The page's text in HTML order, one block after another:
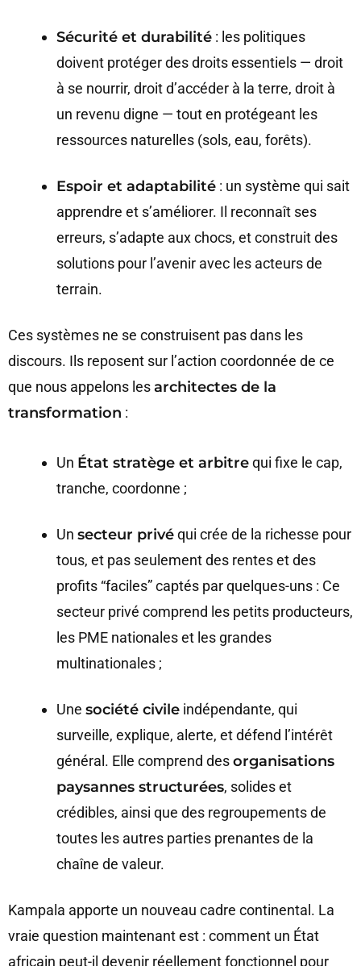
Sécurité et durabilité : les politiques
doivent protéger des droits essentiels — droit
à se nourrir, droit d’accéder à la terre, droit à
un revenu digne — tout en protégeant les
ressources naturelles (sols, eau, forêts).
Espoir et adaptabilité : un système qui sait
apprendre et s’améliorer. Il reconnaît ses
erreurs, s’adapte aux chocs, et construit des
solutions pour l’avenir avec les acteurs de
terrain.
Ces systèmes ne se construisent pas dans les
discours. Ils reposent sur l’action coordonnée de ce
que nous appelons lesarchitectes de la
transformation :
Un État stratège et arbitrequi fixe le cap,
tranche, coordonne ;
Un secteur privéqui crée de la richesse pour
tous, et pas seulement des rentes et des
profits “faciles” captés par quelques-uns : Ce
secteur privé comprend les petits producteurs,
les PME nationales et les grandes
multinationales ;
Une société civile indépendante, qui
surveille, explique, alerte, et défend l’intérêt
général. Elle comprend desorganisations
paysannes structurées, solides et
crédibles, ainsi que des regroupements de
toutes les autres parties prenantes de la
chaîne de valeur.
Kampala apporte un nouveau cadre continental. La
vraie question maintenant est : comment un État
africain peut-il devenir réellement fonctionnel pour